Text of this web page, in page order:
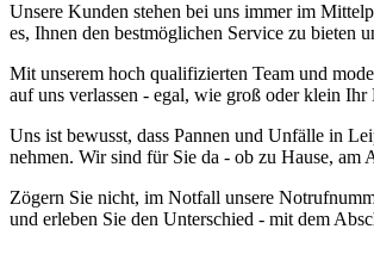
Unsere Kunden stehen bei uns immer im
es, Ihnen den bestmöglichen Service zu bieten
Mit unserem hoch qualifizierten Team und
auf uns verlassen - egal, wie groß oder klein Ihr
Uns ist bewusst, dass Pannen und Unfälle in
nehmen. Wir sind für Sie da - ob zu Hause, am
Zögern Sie nicht, im Notfall unsere
und erleben Sie den Unterschied - mit dem